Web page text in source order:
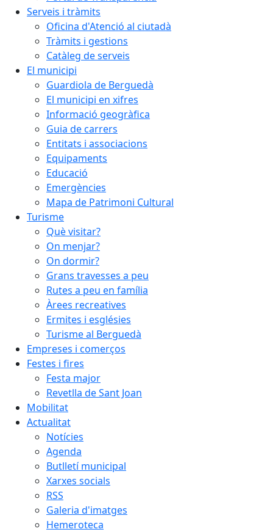
Serveis i tràmits
Oficina d'Atenció al ciutadà
Tràmits i gestions
Catàleg de serveis
El municipi
Guardiola de Berguedà
El municipi en xifres
Informació geogràfica
Guia de carrers
Entitats i associacions
Equipaments
Educació
Emergències
Mapa de Patrimoni Cultural
Turisme
Què visitar?
On menjar?
On dormir?
Grans travesses a peu
Rutes a peu en família
Àrees recreatives
Ermites i esglésies
Turisme al Berguedà
Empreses i comerços
Festes i fires
Festa major
Revetlla de Sant Joan
Mobilitat
Actualitat
Notícies
Agenda
Butlletí municipal
Xarxes socials
RSS
Galeria d'imatges
Hemeroteca